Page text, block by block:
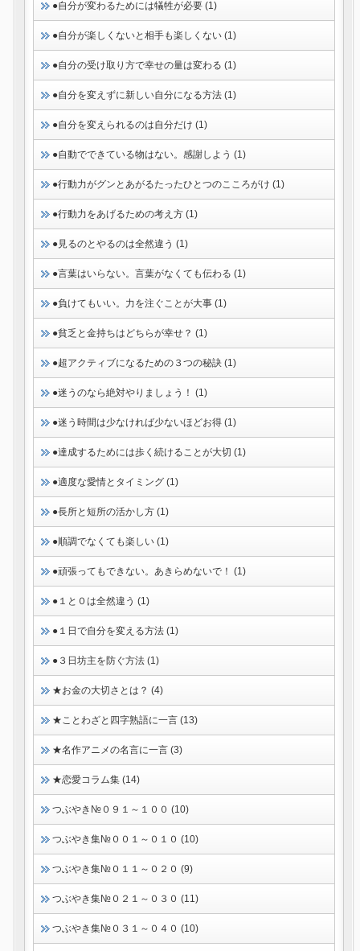
●自分が変わるためには犠牲が必要 (1)
●自分が楽しくないと相手も楽しくない (1)
●自分の受け取り方で幸せの量は変わる (1)
●自分を変えずに新しい自分になる方法 (1)
●自分を変えられるのは自分だけ (1)
●自動でできている物はない。感謝しよう (1)
●行動力がグンとあがるたったひとつのこころがけ (1)
●行動力をあげるための考え方 (1)
●見るのとやるのは全然違う (1)
●言葉はいらない。言葉がなくても伝わる (1)
●負けてもいい。力を注ぐことが大事 (1)
●貧乏と金持ちはどちらが幸せ？ (1)
●超アクティブになるための３つの秘訣 (1)
●迷うのなら絶対やりましょう！ (1)
●迷う時間は少なければ少ないほどお得 (1)
●達成するためには歩く続けることが大切 (1)
●適度な愛情とタイミング (1)
●長所と短所の活かし方 (1)
●順調でなくても楽しい (1)
●頑張ってもできない。あきらめないで！ (1)
●１と０は全然違う (1)
●１日で自分を変える方法 (1)
●３日坊主を防ぐ方法 (1)
★お金の大切さとは？ (4)
★ことわざと四字熟語に一言 (13)
★名作アニメの名言に一言 (3)
★恋愛コラム集 (14)
つぶやき№０９１～１００ (10)
つぶやき集№００１～０１０ (10)
つぶやき集№０１１～０２０ (9)
つぶやき集№０２１～０３０ (11)
つぶやき集№０３１～０４０ (10)